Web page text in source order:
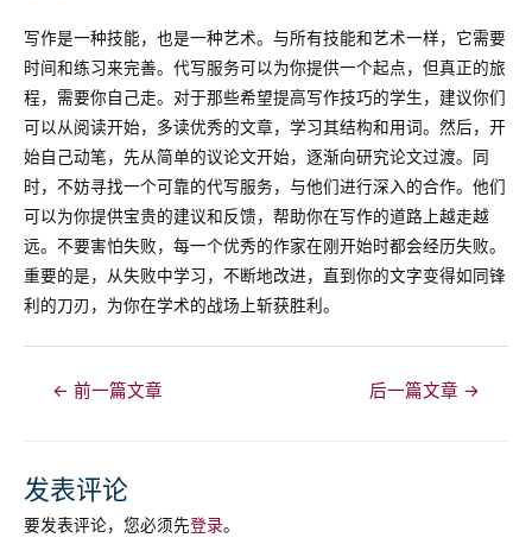
写作是一种技能，也是一种艺术。与所有技能和艺术一样，它需要
时间和练习来完善。代写服务可以为你提供一个起点，但真正的旅
程，需要你自己走。对于那些希望提高写作技巧的学生，建议你们
可以从阅读开始，多读优秀的文章，学习其结构和用词。然后，开
始自己动笔，先从简单的议论文开始，逐渐向研究论文过渡。同
时，不妨寻找一个可靠的代写服务，与他们进行深入的合作。他们
可以为你提供宝贵的建议和反馈，帮助你在写作的道路上越走越
远。不要害怕失败，每一个优秀的作家在刚开始时都会经历失败。
重要的是，从失败中学习，不断地改进，直到你的文字变得如同锋
利的刀刃，为你在学术的战场上斩获胜利。
航
← 前一篇文章 后一篇文章 →
发表评论
要发表评论，您必须先登录。